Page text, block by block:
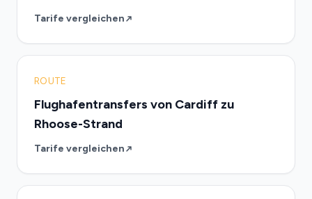
Tarife vergleichen
ROUTE
Flughafentransfers von Cardiff zu
Rhoose-Strand
Tarife vergleichen